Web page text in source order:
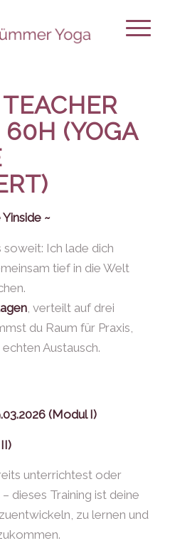
60H (YOGA
~
soweit: Ich lade dich
tief in die Welt
, verteilt auf drei
du Raum für Praxis,
Austausch.
(Modul I)
unterrichtest oder
dieses Training ist deine
zu lernen und